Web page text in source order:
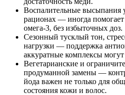
Воспалительные высыпания
рационах — иногда
омега‑3, без избыточных доз.
Сезонный тусклый тон,
нагрузки — поддержка
аккуратные комплексы могут
Вегетарианские и
продуманной замены —
йода важен не только для
состояния кожи и волос.